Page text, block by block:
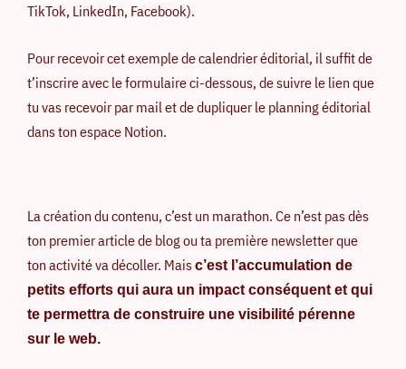
TikTok, LinkedIn, Facebook).
Pour recevoir cet exemple de calendrier éditorial, il suffit de
t’inscrire avec le formulaire ci-dessous, de suivre le lien que
tu vas recevoir par mail et de dupliquer le planning éditorial
dans ton espace Notion.
La création du contenu, c’est un marathon. Ce n’est pas dès
ton premier article de blog ou ta première newsletter que
ton activité va décoller. Maisc’est l’accumulation de
petits efforts qui aura un impact conséquent et qui
te permettra de construire une visibilité pérenne
sur le web.